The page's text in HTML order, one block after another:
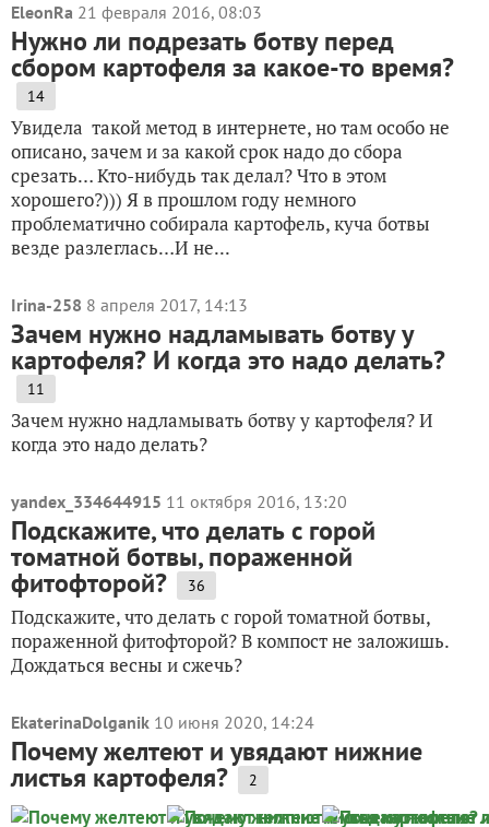
EleonRa 21 февраля 2016, 08:03
Нужно ли подрезать ботву перед
сбором картофеля за какое-то время?
14
Увидела такой метод в интернете, но там особо не
описано, зачем и за какой срок надо до сбора
срезать… Кто-нибудь так делал? Что в этом
хорошего?))) Я в прошлом году немного
проблематично собирала картофель, куча ботвы
везде разлеглась…И не...
Irina-258 8 апреля 2017, 14:13
Зачем нужно надламывать ботву у
картофеля? И когда это надо делать?
11
Зачем нужно надламывать ботву у картофеля? И
когда это надо делать?
yandex_334644915 11 октября 2016, 13:20
Подскажите, что делать с горой
томатной ботвы, пораженной
фитофторой? 36
Подскажите, что делать с горой томатной ботвы,
пораженной фитофторой? В компост не заложишь.
Дождаться весны и сжечь?
EkaterinaDolganik 10 июня 2020, 14:24
Почему желтеют и увядают нижние
листья картофеля? 2